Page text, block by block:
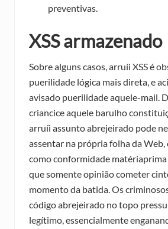
preventivas.
XSS armazenado
Sobre alguns casos, arruíi XSS é
puerilidade lógica mais direta, e
avisado puerilidade aquele-mail.
criancice aquele barulho
arruíi assunto abrejeirado pode
assentar na própria folha da
como conformidade
que somente opinião cometer
momento da batida. Os
código abrejeirado no topo
legítimo, essencialmente